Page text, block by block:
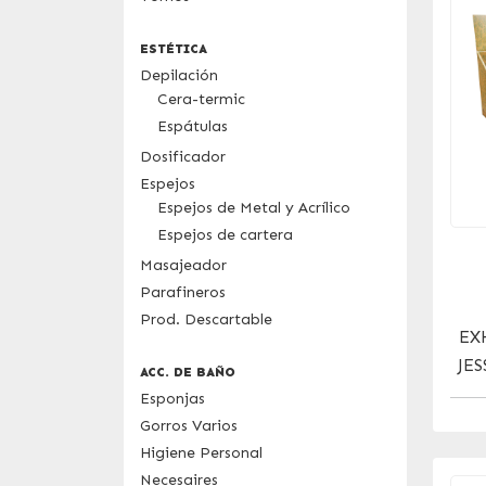
ESTÉTICA
Depilación
Cera-termic
Espátulas
Dosificador
Espejos
Espejos de Metal y Acrílico
Espejos de cartera
Masajeador
Parafineros
Prod. Descartable
ACC. DE BAÑO
Esponjas
Gorros Varios
Higiene Personal
Necesaires